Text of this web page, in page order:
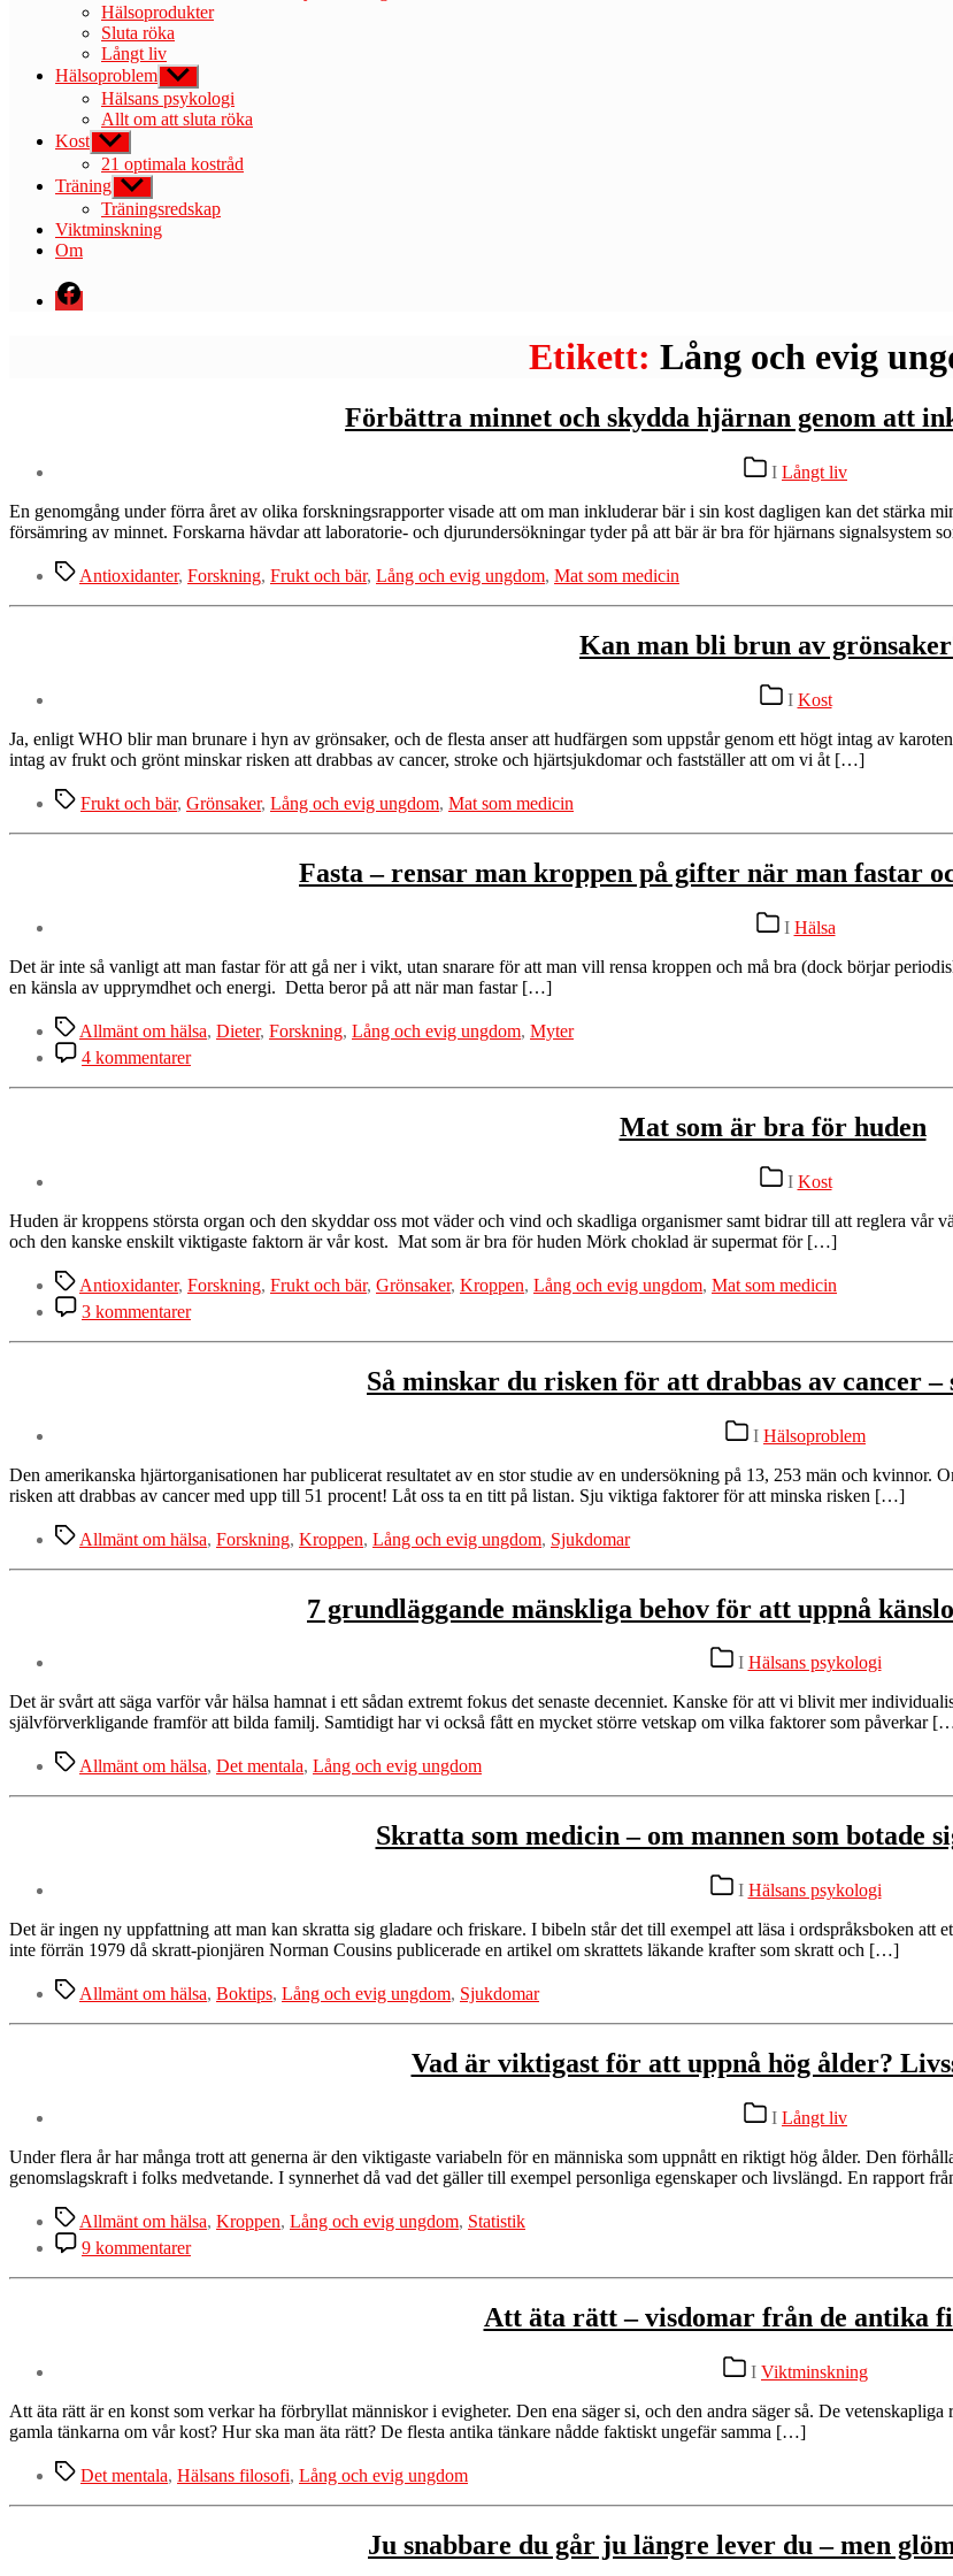
Hälsoprodukter
Sluta röka
Långt liv
Hälsoproblem Visa
undermeny
Hälsans psykologi
Allt om att sluta röka
Kost Visa
undermeny
21 optimala kostråd
Träning Visa
undermeny
Träningsredskap
Viktminskning
Om
Menyval
Etikett: Lång och evig
Förbättra minnet och skydda hjärnan genom att
Kategorier
I Långt liv
En genomgång under förra året av olika forskningsrapporter visade att om man inkluderar bär i sin kost dagligen kan det stärka
försämring av minnet. Forskarna hävdar att laboratorie- och djurundersökningar tyder på att bär är bra för hjärnans
Etiketter
Antioxidanter, Forskning, Frukt och bär, Lång och evig ungdom, Mat som medicin
Kan man bli brun av
Kategorier
I Kost
Ja, enligt WHO blir man brunare i hyn av grönsaker, och de flesta anser att hudfärgen som uppstår genom ett högt intag av
intag av frukt och grönt minskar risken att drabbas av cancer, stroke och hjärtsjukdomar och fastställer att om vi åt […]
Etiketter
Frukt och bär, Grönsaker, Lång och evig ungdom, Mat som medicin
Fasta – rensar man kroppen på gifter när man fastar
Kategorier
I Hälsa
Det är inte så vanligt att man fastar för att gå ner i vikt, utan snarare för att man vill rensa kroppen och må bra (dock börjar
en känsla av upprymdhet och energi. Detta beror på att när man fastar […]
Etiketter
Allmänt om hälsa, Dieter, Forskning, Lång och evig ungdom, Myter
4 kommentarertill
Fasta
–
när
man
fastar
och
vad
händer
i
Mat som är bra för huden
Kategorier
I Kost
Huden är kroppens största organ och den skyddar oss mot väder och vind och skadliga organismer samt bidrar till att reglera vår
och den kanske enskilt viktigaste faktorn är vår kost. Mat som är bra för huden Mörk choklad är supermat för […]
Etiketter
Antioxidanter, Forskning, Frukt och bär, Grönsaker, Kroppen, Lång och evig ungdom, Mat som medicin
3 kommentarertill
Mat
som
Så minskar du risken för att drabbas av cancer
Kategorier
I Hälsoproblem
Den amerikanska hjärtorganisationen har publicerat resultatet av en stor studie av en undersökning på 13, 253 män och kvinnor.
risken att drabbas av cancer med upp till 51 procent! Låt oss ta en titt på listan. Sju viktiga faktorer för att minska risken […]
Etiketter
Allmänt om hälsa, Forskning, Kroppen, Lång och evig ungdom, Sjukdomar
7 grundläggande mänskliga behov för att uppnå
Kategorier
I Hälsans psykologi
Det är svårt att säga varför vår hälsa hamnat i ett sådan extremt fokus det senaste decenniet. Kanske för att vi blivit mer
självförverkligande framför att bilda familj. Samtidigt har vi också fått en mycket större vetskap om vilka faktorer som påverkar
Etiketter
Allmänt om hälsa, Det mentala, Lång och evig ungdom
Skratta som medicin – om mannen som botade
Kategorier
I Hälsans psykologi
Det är ingen ny uppfattning att man kan skratta sig gladare och friskare. I bibeln står det till exempel att läsa i ordspråksboken att
inte förrän 1979 då skratt-pionjären Norman Cousins publicerade en artikel om skrattets läkande krafter som skratt och […]
Etiketter
Allmänt om hälsa, Boktips, Lång och evig ungdom, Sjukdomar
Vad är viktigast för att uppnå hög ålder?
Kategorier
I Långt liv
Under flera år har många trott att generna är den viktigaste variabeln för en människa som uppnått en riktigt hög ålder. Den
genomslagskraft i folks medvetande. I synnerhet då vad det gäller till exempel personliga egenskaper och livslängd. En rapport
Etiketter
Allmänt om hälsa, Kroppen, Lång och evig ungdom, Statistik
9 kommentarertill
Vad
är
ålder?
Livsstil
gener?
Att äta rätt – visdomar från de antika
Kategorier
I Viktminskning
Att äta rätt är en konst som verkar ha förbryllat människor i evigheter. Den ena säger si, och den andra säger så. De
gamla tänkarna om vår kost? Hur ska man äta rätt? De flesta antika tänkare nådde faktiskt ungefär samma […]
Etiketter
Det mentala, Hälsans filosofi, Lång och evig ungdom
Ju snabbare du går ju längre lever du – men